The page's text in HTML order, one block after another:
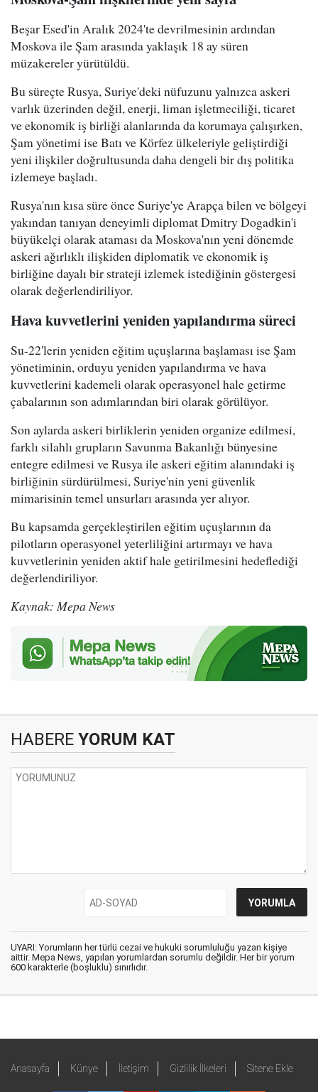
Beşar Esed'in Aralık 2024'te devrilmesinin ardından
Moskova ile Şam arasında yaklaşık 18 ay süren
müzakereler yürütüldü.
Bu süreçte Rusya, Suriye'deki nüfuzunu yalnızca askeri
varlık üzerinden değil, enerji, liman işletmeciliği, ticaret
ve ekonomik iş birliği alanlarında da korumaya çalışırken,
Şam yönetimi ise Batı ve Körfez ülkeleriyle geliştirdiği
yeni ilişkiler doğrultusunda daha dengeli bir dış politika
izlemeye başladı.
Rusya'nın kısa süre önce Suriye'ye Arapça bilen ve bölgeyi
yakından tanıyan deneyimli diplomat Dmitry Dogadkin'i
büyükelçi olarak ataması da Moskova'nın yeni dönemde
askeri ağırlıklı ilişkiden diplomatik ve ekonomik iş
birliğine dayalı bir strateji izlemek istediğinin göstergesi
olarak değerlendiriliyor.
Hava kuvvetlerini yeniden yapılandırma süreci
Su-22'lerin yeniden eğitim uçuşlarına başlaması ise Şam
yönetiminin, orduyu yeniden yapılandırma ve hava
kuvvetlerini kademeli olarak operasyonel hale getirme
çabalarının son adımlarından biri olarak görülüyor.
Son aylarda askeri birliklerin yeniden organize edilmesi,
farklı silahlı grupların Savunma Bakanlığı bünyesine
entegre edilmesi ve Rusya ile askeri eğitim alanındaki iş
birliğinin sürdürülmesi, Suriye'nin yeni güvenlik
mimarisinin temel unsurları arasında yer alıyor.
Bu kapsamda gerçekleştirilen eğitim uçuşlarının da
pilotların operasyonel yeterliliğini artırmayı ve hava
kuvvetlerinin yeniden aktif hale getirilmesini hedeflediği
değerlendiriliyor.
Kaynak: Mepa News
HABERE YORUM KAT
UYARI: Yorumların her türlü cezai ve hukuki sorumluluğu yazan kişiye
aittir. Mepa News, yapılan yorumlardan sorumlu değildir. Her bir yorum
600 karakterle (boşluklu) sınırlıdır.
Anasayfa Künye İletişim Gizlilik İlkeleri Sitene Ekle